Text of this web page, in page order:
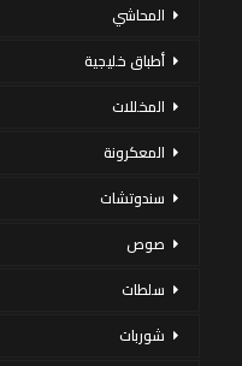
المحاشي
أطباق خليجية
المخللات
المعكرونة
سندوتشات
صوص
سلطات
شوربات